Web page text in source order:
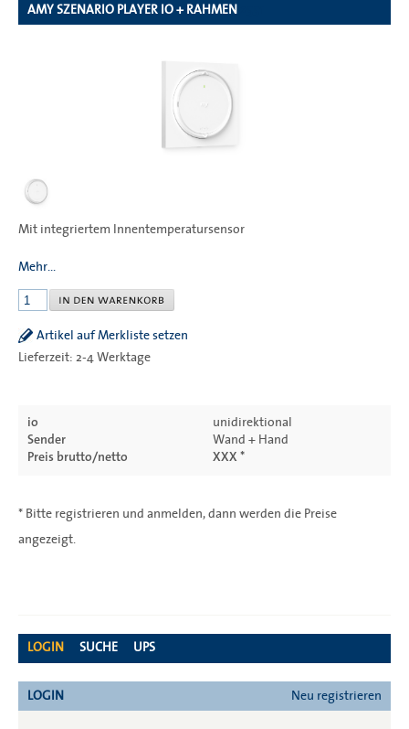
AMY SZENARIO PLAYER IO + RAHMEN
Mit integriertem Innentemperatursensor
Mehr...
Artikel auf Merkliste setzen
Lieferzeit: 2-4 Werktage
io
unidirektional
Sender
Wand + Hand
Preis brutto/netto
XXX *
* Bitte registrieren und anmelden, dann werden die Preise
angezeigt.
LOGIN SUCHE UPS
LOGIN Neu registrieren